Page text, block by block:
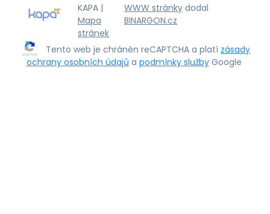
KAPA |
Mapa
stránek
WWW stránky dodal
BINARGON.cz
Tento web je chráněn reCAPTCHA a platí zásady
ochrany osobních údajů a podmínky služby Google